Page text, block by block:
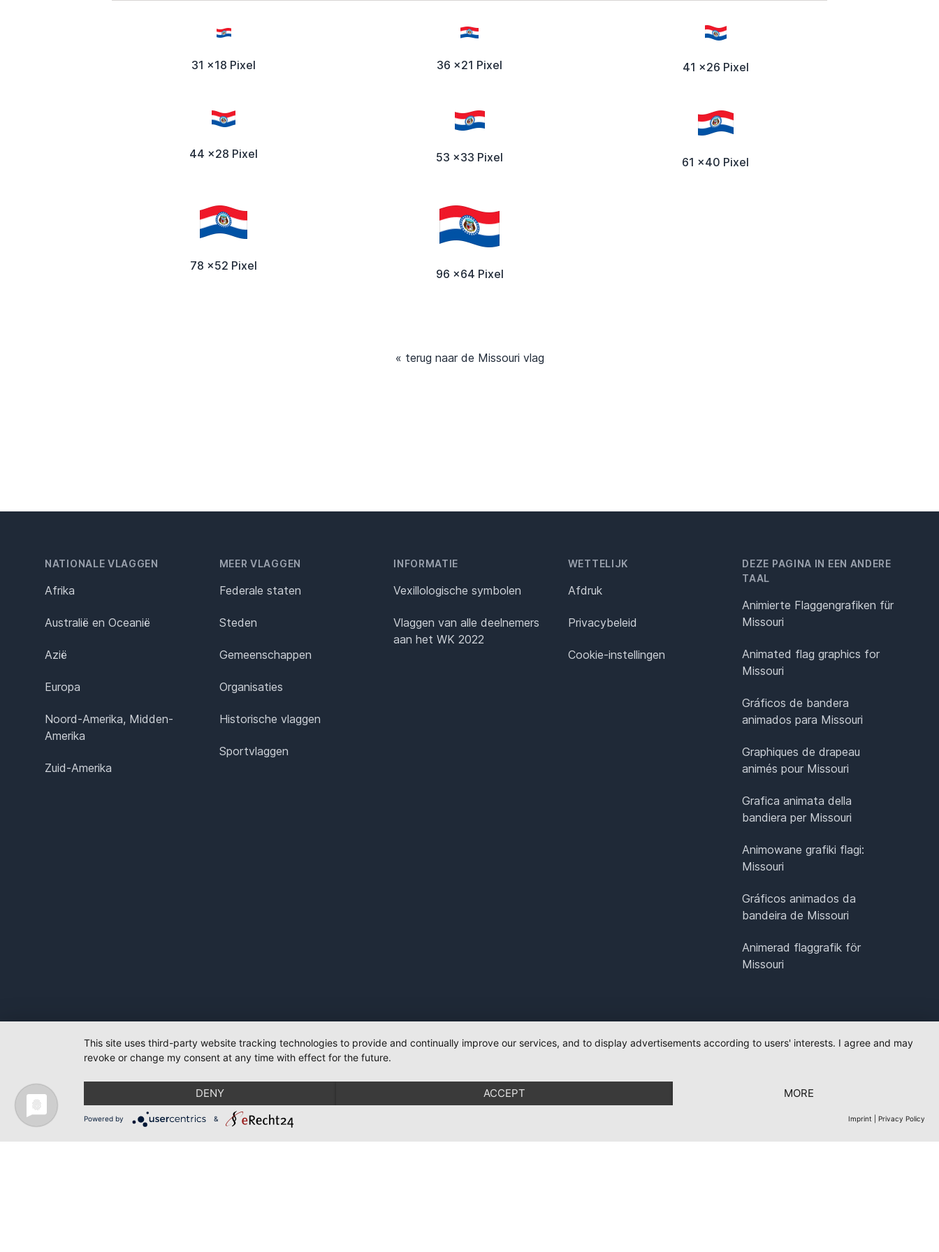
31 x18 Pixel 36 x21 Pixel 41 x26 Pixel
44 x28 Pixel 53 x33 Pixel 61 x40 Pixel
78 x52 Pixel
96 x64 Pixel
« terug naar de Missouri vlag
NATIONALE VLAGGEN
Afrika
Australië en Oceanië
Azië
Europa
Noord-Amerika, Midden-
Amerika
Zuid-Amerika
MEER VLAGGEN
Federale staten
Steden
Gemeenschappen
Organisaties
Historische vlaggen
Sportvlaggen
INFORMATIE
Vexillologische symbolen
Vlaggen van alle deelnemers
aan het WK 2022
WETTELIJK
Afdruk
Privacybeleid
Cookie-instellingen
DEZE PAGINA IN EEN ANDERE
TAAL
Animierte Flaggengrafiken für
Missouri
Animated flag graphics for
Missouri
Gráficos de bandera
animados para Missouri
Graphiques de drapeau
animés pour Missouri
Grafica animata della
bandiera per Missouri
Animowane grafiki flagi:
Missouri
Gráficos animados da
bandeira de Missouri
Animerad flaggrafik för
Missouri
This site uses third-party website tracking technologies to provide and continually improve our services, and to display advertisements according to users' interests. I agree and may
revoke or change my consent at any time with effect for the future.
DENY ACCEPT MORE
Powered by & Imprint Privacy Policy